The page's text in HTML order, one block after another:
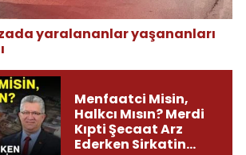
yaralananlar yaşananları
Menfaatci Misin,
Halkcı Mısın? Merdi
Kıpti Şecaat Arz
Ederken Sirkatin